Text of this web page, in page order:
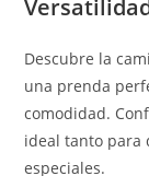
Descubre la
una prenda
comodidad.
ideal tanto para
especiales.